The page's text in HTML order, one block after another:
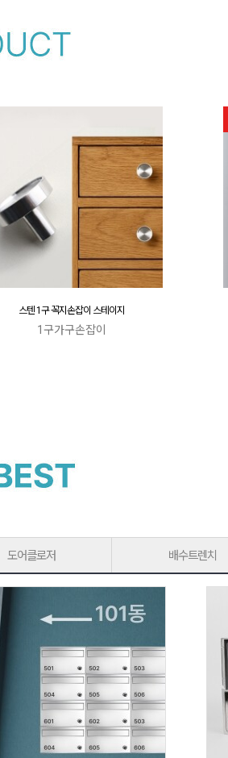
스텐 1구 꼭지손잡이 스테이지
1구가구손잡이
도어클로저 배수트렌치